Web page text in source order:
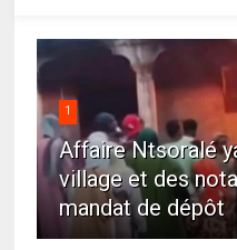
1
Affaire Ntsoralé
village et des
mandat de dépôt